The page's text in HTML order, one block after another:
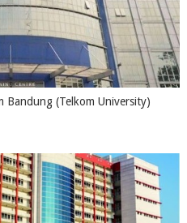
Bandung (Telkom University)